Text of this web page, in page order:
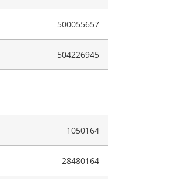
500055657
504226945
1050164
28480164